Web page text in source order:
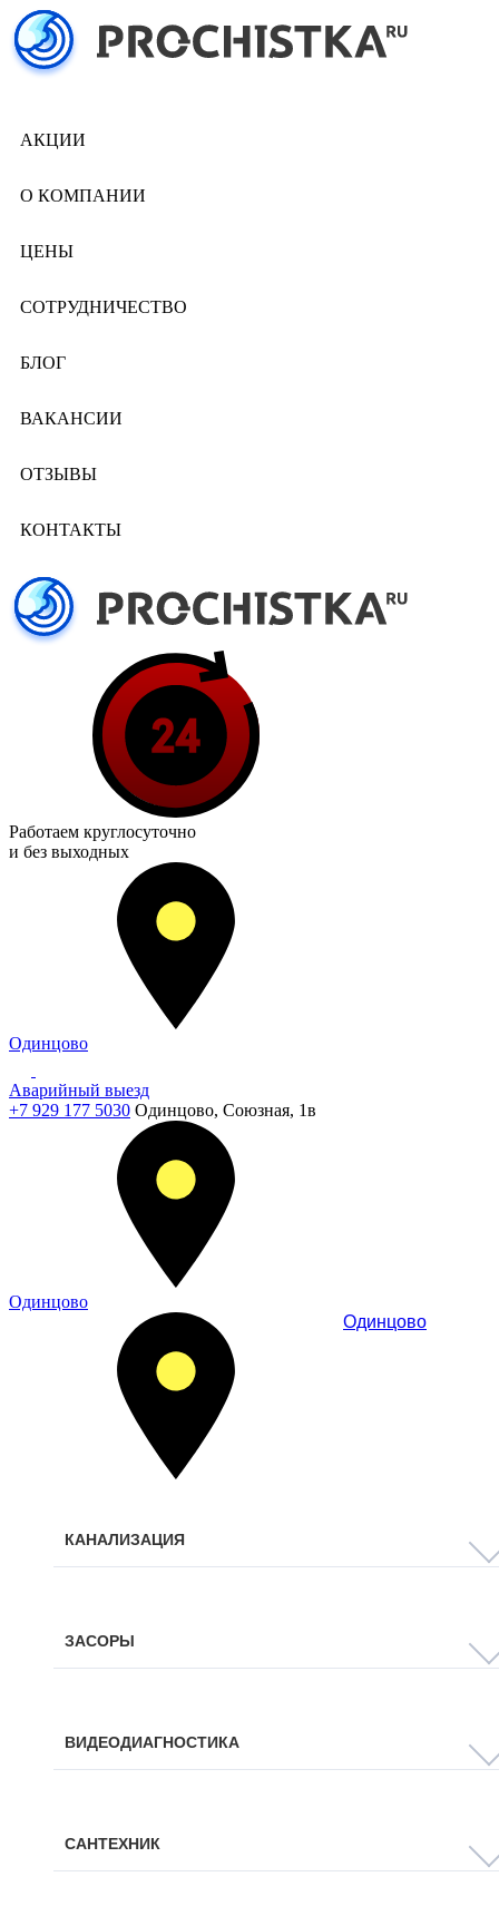
АКЦИИ
О КОМПАНИИ
ЦЕНЫ
СОТРУДНИЧЕСТВО
БЛОГ
ВАКАНСИИ
ОТЗЫВЫ
КОНТАКТЫ
Работаем круглосуточно
и без выходных
Одинцово
Аварийный выезд
+7 929 177 5030 Одинцово, Союзная, 1в
Одинцово
Одинцово
КАНАЛИЗАЦИЯ
ЗАСОРЫ
ВИДЕОДИАГНОСТИКА
САНТЕХНИК